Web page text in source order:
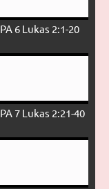
PA 6 Lukas 2:1-20
PA 7 Lukas 2:21-40